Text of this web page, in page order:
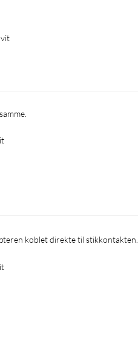
koblet direkte til stikkontakten.